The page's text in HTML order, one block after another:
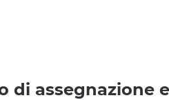
di assegnazione